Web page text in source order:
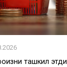
ташкил этди